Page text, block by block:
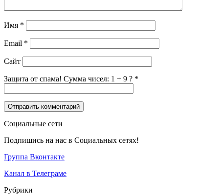
Имя *
Email *
Сайт
Защита от спама! Сумма чисел: 1 + 9 ? *
Социальные сети
Подпишись на нас в Социальных сетях!
Группа Вконтакте
Канал в Телеграме
Рубрики